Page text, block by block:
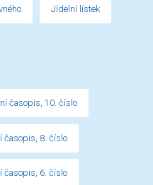
Jídelní lístek
časopis, 10. číslo
časopis, 8. číslo
časopis, 6. číslo